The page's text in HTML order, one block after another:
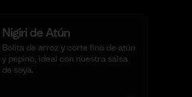
Nigiri de Atún
Bolita de arroz y corte fino de atún
y pepino, ideal con nuestra salsa
de soya.